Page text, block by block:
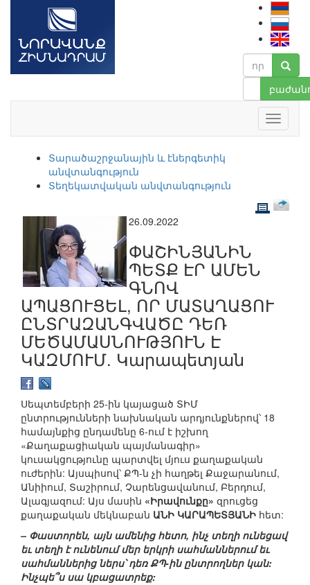
Տարածաշրջանային և էներգետիկ
անվտանգություն
Տեղեկատվական անվտանգություն
26.09.2022
ՓԱՇԻՆՅԱՆԻՆ
ՊԵՏՔ ԷՐ ԱՄԵՆ
ԳՆՈՎ
ԱՊԱՑՈՒՑԵԼ, ՈՐ ՄԱՏԱՂԱՑՈՒ
ԸՆՏՐԱԶԱՆԳՎԱԾԸ ԴԵՌ
ՄԵԾԱՄԱՍՆՈՒԹՅՈՒՆ Է
ԿԱԶՄՈՒՄ. Կարապետյան
Սեպտեմբերի 25-ին կայացած ՏԻՄ
ընտրությունների նախնական արդյունքներով՝ 18
համայնքից ընդամենը 6-ում է իշխող
«Քաղաքացիական պայմանագիր»
կուսակցությունը պարտվել մյուս քաղաքական
ուժերին: Այսպիսով՝ ՔՊ-ն չի հաղթել Քաջարանում,
Անիիում, Տաշիրում, Չարենցավանում, Բերդում,
Ալագյազում: Այս մասին «Իրավունքը» զրուցեց
քաղաքական մեկնաբան ԱՆԻ ԿԱՐԱՊԵՏՅԱՆԻ հետ:
– Փաստորեն, այն ամենից հետո, ինչ տեղի ունեցավ
եւ տեղի է ունենում մեր երկրի սահմաններում եւ
սահմաններից ներս՝ դեռ ՔՊ-ին ընտրողներ կան:
Ինչպե՞ս սա կբացատրեք: